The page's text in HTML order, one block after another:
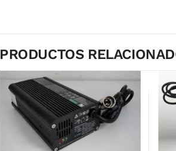
PRODUCTOS